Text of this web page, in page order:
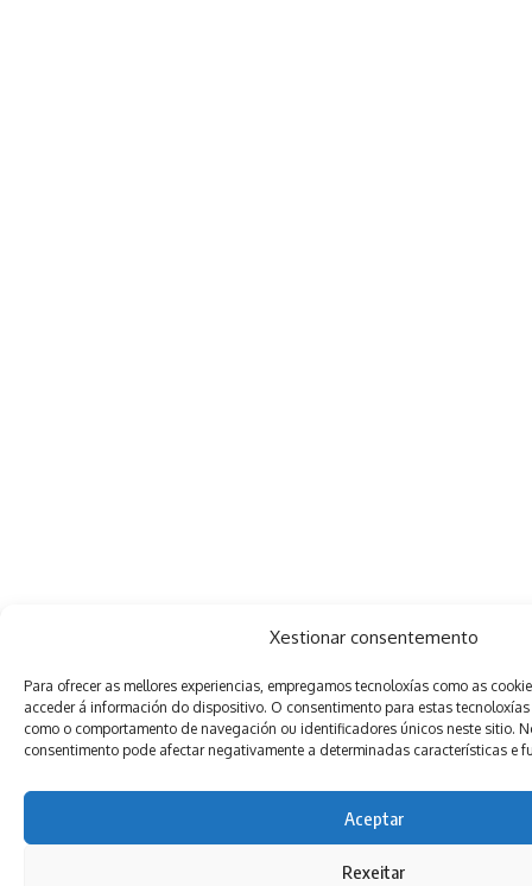
Xestionar consentemento
Para ofrecer as mellores experiencias, empregamos tecnoloxías como as
acceder á información do dispositivo. O consentimento para estas
como o comportamento de navegación ou identificadores únicos neste sitio.
consentimento pode afectar negativamente a determinadas características e
Aceptar
Rexeitar